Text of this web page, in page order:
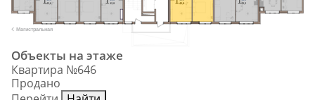
142,8
142,6 143,3
1 42,8
Магистральная
Объекты на этаже
Квартира №646
Продано